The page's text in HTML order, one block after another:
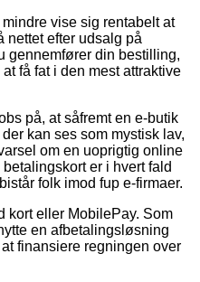
vise sig rentabelt at
nettet efter udsalg på
gennemfører din bestilling,
få fat i den mest attraktive
på, at såfremt en e-butik
kan ses som mystisk lav,
om en uoprigtig online
er i hvert fald
folk imod fup e-firmaer.
kort eller MobilePay. Som
en afbetalingsløsning
finansiere regningen over